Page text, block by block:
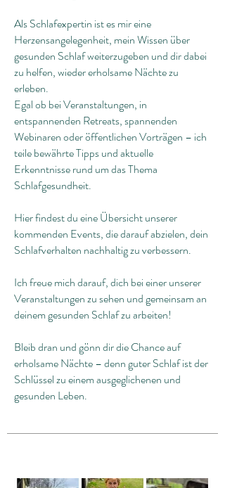
Als Schlafexpertin ist es mir eine
Herzensangelegenheit, mein Wissen über
gesunden Schlaf weiterzugeben und dir dabei
zu helfen, wieder erholsame Nächte zu
erleben.
Egal ob bei Veranstaltungen, in
entspannenden Retreats, spannenden
Webinaren oder öffentlichen Vorträgen – ich
teile bewährte Tipps und aktuelle
Erkenntnisse rund um das Thema
Schlafgesundheit.
Hier findest du eine Übersicht unserer
kommenden Events, die darauf abzielen, dein
Schlafverhalten nachhaltig zu verbessern.
Ich freue mich darauf, dich bei einer unserer
Veranstaltungen zu sehen und gemeinsam an
deinem gesunden Schlaf zu arbeiten!
Bleib dran und gönn dir die Chance auf
erholsame Nächte – denn guter Schlaf ist der
Schlüssel zu einem ausgeglichenen und
gesunden Leben.